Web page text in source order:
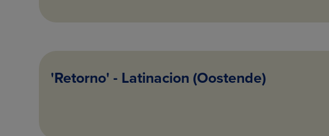
'Retorno' - Latinacion (Oostende)